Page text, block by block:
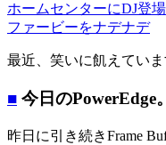
ホームセンターにDJ登場
ファービーをナデナデ
最近、笑いに飢えていま
■ 今日のPowerEdge。
昨日に引き続きFrame